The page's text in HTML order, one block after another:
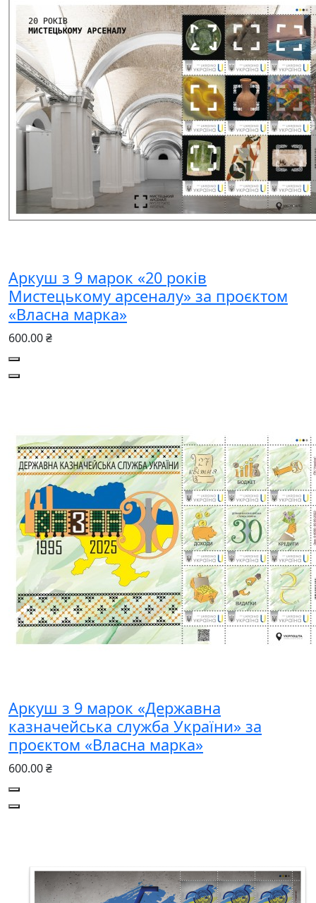
Аркуш з 9 марок «20 років
Мистецькому арсеналу» за проєктом
«Власна марка»
600.00 ₴
Аркуш з 9 марок «Державна
казначейська служба України» за
проєктом «Власна марка»
600.00 ₴